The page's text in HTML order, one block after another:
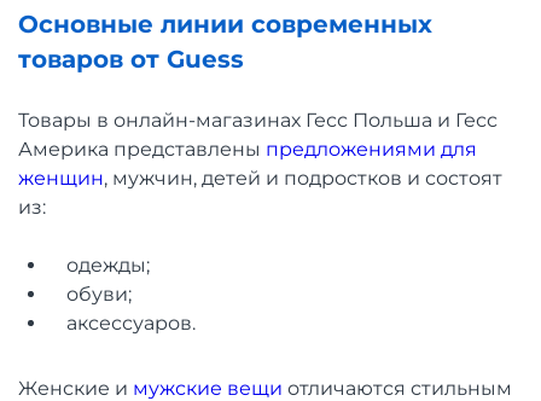
Основные линии современных
товаров от Guess
Товары в онлайн-магазинах Гесс Польша и Гесс
Америка представлены предложениями для
женщин, мужчин, детей и подростков и состоят
из:
одежды;
обуви;
аксессуаров.
Женские и мужские вещи отличаются стильным